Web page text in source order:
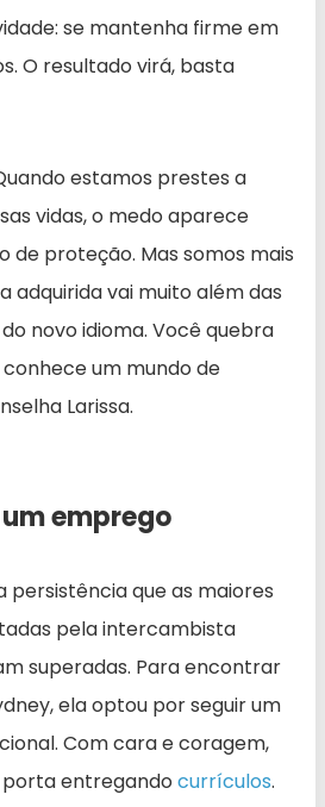
se mantenha firme em
O resultado virá, basta
estamos prestes a
vidas, o medo aparece
de proteção. Mas somos mais
adquirida vai muito além das
novo idioma. Você quebra
um mundo de
Larissa.
emprego
persistência que as maiores
pela intercambista
superadas. Para encontrar
ela optou por seguir um
Com cara e coragem,
entregando currículos.